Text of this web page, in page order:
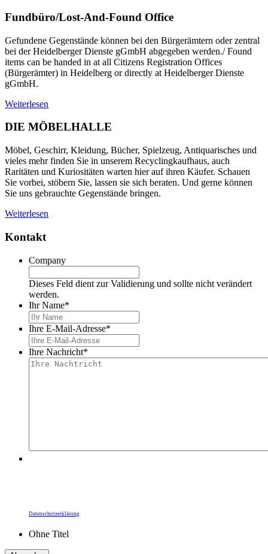
Fundbüro/Lost-And-Found Office
Gefundene Gegenstände können bei den Bürgerämtern oder zentral
bei der Heidelberger Dienste gGmbH abgegeben werden./ Found
items can be handed in at all Citizens Registration Offices
(Bürgerämter) in Heidelberg or directly at Heidelberger Dienste
gGmbH.
Weiterlesen
DIE MÖBELHALLE
Möbel, Geschirr, Kleidung, Bücher, Spielzeug, Antiquarisches und
vieles mehr finden Sie in unserem Recyclingkaufhaus, auch
Raritäten und Kuriositäten warten hier auf ihren Käufer. Schauen
Sie vorbei, stöbern Sie, lassen sie sich beraten. Und gerne können
Sie uns gebrauchte Gegenstände bringen.
Weiterlesen
Kontakt
Company
Dieses Feld dient zur Validierung und sollte nicht verändert
werden.
Ihr Name*
Ihre E-Mail-Adresse*
Ihre Nachricht*
Datenschutzerklärung
Ohne Titel